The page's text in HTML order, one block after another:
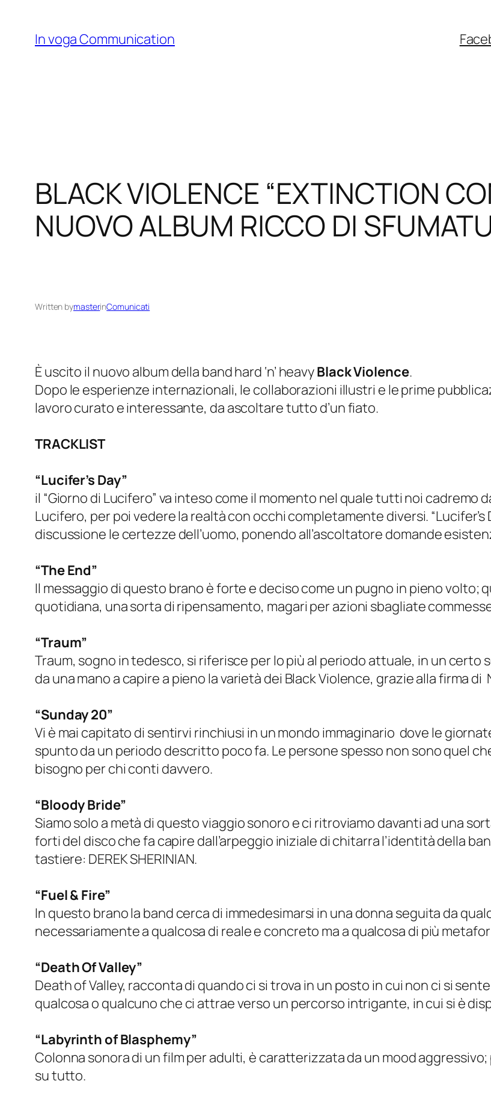
content
In voga Communication
BLACK VIOLENCE “EXTINCTION
NUOVO ALBUM RICCO DI
Written bymasterinComunicati
È uscito il nuovo album della band hard ‘n’ heavyBlack Violence.
Dopo le esperienze internazionali, le collaborazioni illustri e le prime
lavoro curato e interessante, da ascoltare tutto d’un fiato.
TRACKLIST
“Lucifer’s Day”
il “Giorno di Lucifero” va inteso come il momento nel quale tutti noi
Lucifero, per poi vedere la realtà con occhi completamente diversi.
discussione le certezze dell’uomo, ponendo all’ascoltatore domande
“The End”
Il messaggio di questo brano è forte e deciso come un pugno in pieno volto;
quotidiana, una sorta di ripensamento, magari per azioni sbagliate
“Traum”
Traum, sogno in tedesco, si riferisce per lo più al periodo attuale, in un certo
da una mano a capire a pieno la varietà dei Black Violence, grazie alla firma
“Sunday 20”
Vi è mai capitato di sentirvi rinchiusi in un mondo immaginario dove le
spunto da un periodo descritto poco fa. Le persone spesso non sono quel
bisogno per chi conti davvero.
“Bloody Bride”
Siamo solo a metà di questo viaggio sonoro e ci ritroviamo davanti ad una
forti del disco che fa capire dall’arpeggio iniziale di chitarra l’identità della
tastiere: DEREK SHERINIAN.
“Fuel & Fire”
In questo brano la band cerca di immedesimarsi in una donna seguita da
necessariamente a qualcosa di reale e concreto ma a qualcosa di più
“Death Of Valley”
Death of Valley, racconta di quando ci si trova in un posto in cui non ci si
qualcosa o qualcuno che ci attrae verso un percorso intrigante, in cui si è
“Labyrinth of Blasphemy”
Colonna sonora di un film per adulti, è caratterizzata da un mood
su tutto.